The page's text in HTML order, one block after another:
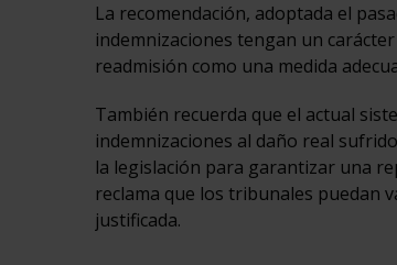
La recomendación, adoptada el
indemnizaciones tengan un
readmisión como una medida
También recuerda que el actual
indemnizaciones al daño real
la legislación para garantizar una
reclama que los tribunales puedan
justificada.